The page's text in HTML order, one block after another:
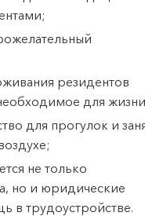
резидентов
для
для прогулок и
не только
но и юридические
в трудоустройстве.